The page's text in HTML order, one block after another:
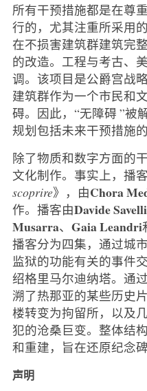
所有干预措施都是在尊
行的，尤其注重所采用
在不损害建筑群建筑完
的改造。工程与考古、
调。该项目是公爵宫战
建筑群作为一个市民和
碍。因此，“无障碍 ”被
规划包括未来干预措施
除了物质和数字方面的
文化制作。事实上，播客
scoprire》，由Chora
作。播客由Davide Savelli
Musarra、 Gaia Leandri
播客分为四集，通过城
监狱的功能有关的事件
绍格里马尔迪纳塔。通
溯了热那亚的某些历史
楼转变为拘留所，以及
犯的沧桑巨变。整体结
和重建，旨在还原纪念
声明